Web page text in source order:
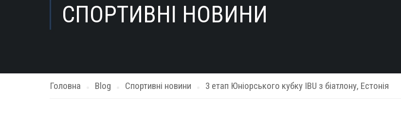
СПОРТИВНІ НОВИНИ
Головна Blog Спортивні новини 3 етап Юніорського кубку IBU з біатлону, Естонія